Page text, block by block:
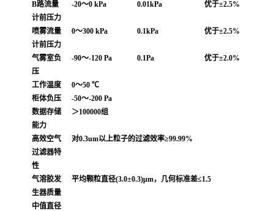
B路流量
计前压力
-20～0 kPa 0.01kPa 优于±2.5%
喷雾流量
计前压力
0～300 kPa 0.1kPa 优于±2.5%
气雾室负
压
-90～-120 Pa 0.1Pa 优于±2.0%
工作温度 0～50 ℃
柜体负压
-50～-200 Pa
数据存储
能力
＞100000组
高效空气
过滤器特
性
对0.3um以上粒子的过滤效率≥99.99%
气溶胶发
生器质量
中值直径
平均颗粒直径(3.0±0.3)μm，几何标准差≤1.5